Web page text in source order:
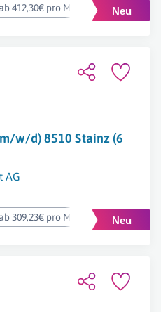
412,30€ pro Monat
w/d) 8510 Stainz (6
AG
309,23€ pro Monat